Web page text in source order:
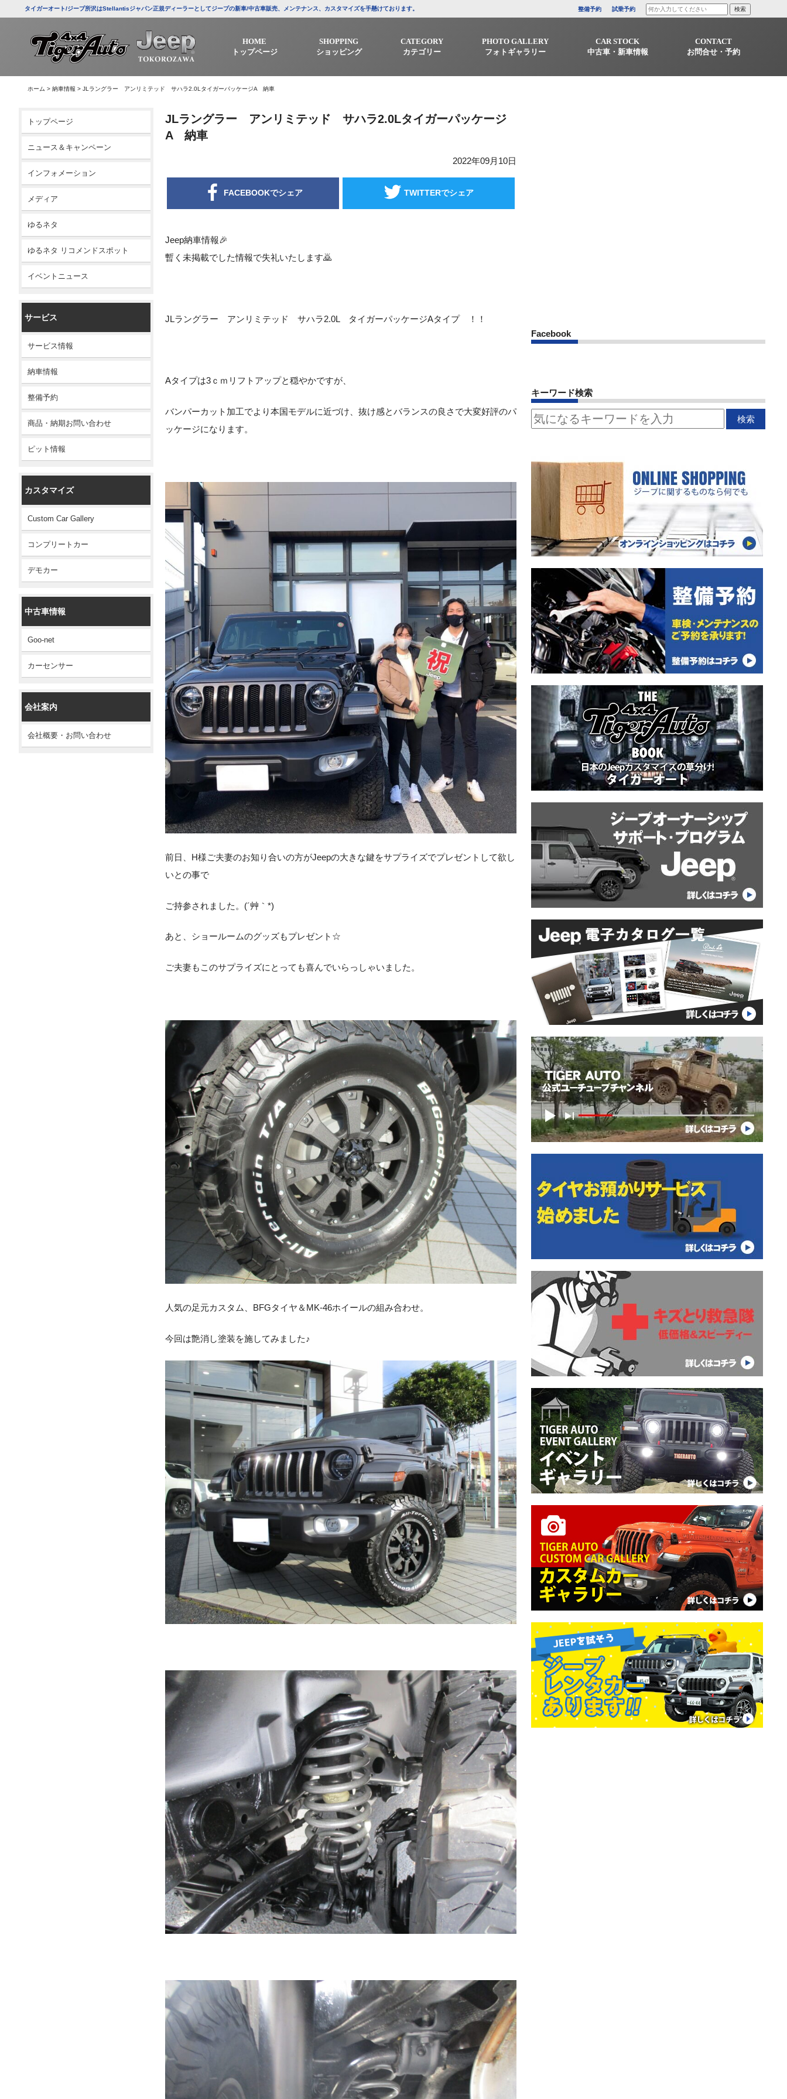
タイガーオート/ジープ所沢はStellantisジャパン正規ディーラーとしてジープの新車/中古車販売、メンテナンス、カスタマイズを手懸けております。 整備予約 試乗予約
HOME
トップページ
SHOPPING
ショッピング
CATEGORY
カテゴリー
PHOTO GALLERY
フォトギャラリー
CAR STOCK
中古車・新車情報
CONTACT
お問合せ・予約
ホーム > 納車情報 > JLラングラー アンリミテッド サハラ2.0LタイガーパッケージA 納車
トップページ
ニュース＆キャンペーン
インフォメーション
メディア
ゆるネタ
ゆるネタ リコメンドスポット
イベントニュース
サービス
サービス情報
納車情報
整備予約
商品・納期お問い合わせ
ピット情報
カスタマイズ
Custom Car Gallery
コンプリートカー
デモカー
中古車情報
Goo-net
カーセンサー
会社案内
会社概要・お問い合わせ
JLラングラー アンリミテッド サハラ2.0Lタイガーパッケージ
A 納車
2022年09月10日
FACEBOOKでシェア TWITTERでシェア
Jeep納車情報🎉
暫く未掲載でした情報で失礼いたします🙇
JLラングラー アンリミテッド サハラ2.0L タイガーパッケージAタイプ ！！
Aタイプは3ｃｍリフトアップと穏やかですが、
バンパーカット加工でより本国モデルに近づけ、抜け感とバランスの良さで大変好評のパ
ッケージになります。
前日、H様ご夫妻のお知り合いの方がJeepの大きな鍵をサプライズでプレゼントして欲し
いとの事で
ご持参されました。(´艸｀*)
あと、ショールームのグッズもプレゼント☆
ご夫妻もこのサプライズにとっても喜んでいらっしゃいました。
人気の足元カスタム、BFGタイヤ＆MK-46ホイールの組み合わせ。
今回は艶消し塗装を施してみました♪
Facebook
キーワード検索